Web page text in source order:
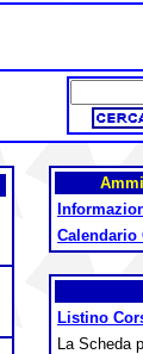
Calendario
Listino
La Scheda